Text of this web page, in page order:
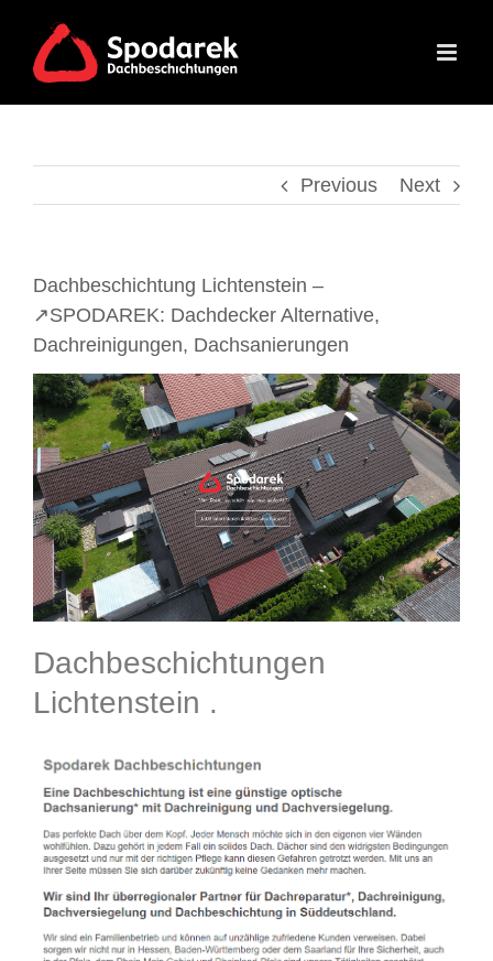
content
Previous Next
Dachbeschichtung Lichtenstein –
↗️SPODAREK: Dachdecker Alternative,
Dachreinigungen, Dachsanierungen
Dachbeschichtungen
Lichtenstein .